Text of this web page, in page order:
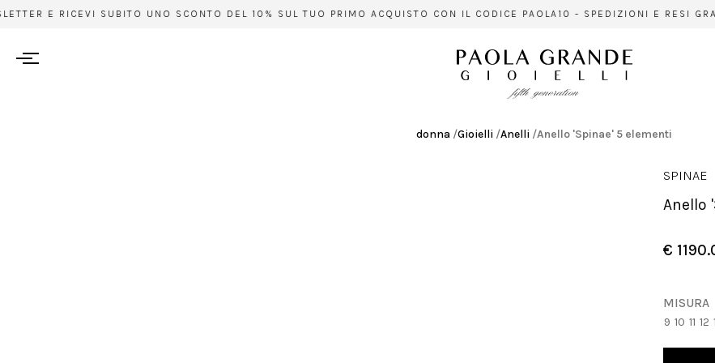
E RICEVI SUBITO UNO SCONTO DEL 10% SUL TUO PRIMO ACQUISTO CON IL CODICE PAOLA10 - SPEDIZIONI E RESI
donna /Gioielli /Anelli /Anello 'Spinae' 5 elementi
SPINAE
€
MISURA
9 10 11 12